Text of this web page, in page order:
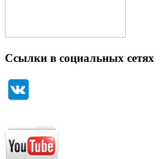
Ссылки в социальных сетях